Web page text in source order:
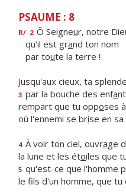
PSAUME : 8
R/ 2 Ô Seigneur, notre
qu'il est grand ton nom
par toute la terre !
Jusqu'aux cieux, ta splende
3 par la bouche des enfa
rempart que tu opposes
où l'ennemi se brise en
4 À voir ton ciel, ouvrage
la lune et les étoiles que
5 qu'est-ce que l'homme
le fils d'un homme, que tu